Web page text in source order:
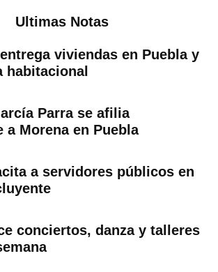
Ultimas Notas
viviendas en Puebla y
habitacional
Parra se afilia
a Morena en Puebla
a servidores públicos en
conciertos, danza y talleres